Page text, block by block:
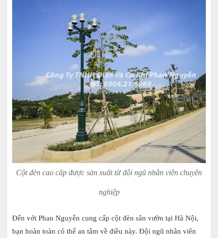
Cột đèn cao cấp được sản xuất từ đội ngũ nhân viên chuyên
nghiệp
Đến với Phan Nguyễn cung cấp cột đèn sân vườn tại Hà Nội,
bạn hoàn toàn có thể an tâm về điều này. Đội ngũ nhân viên